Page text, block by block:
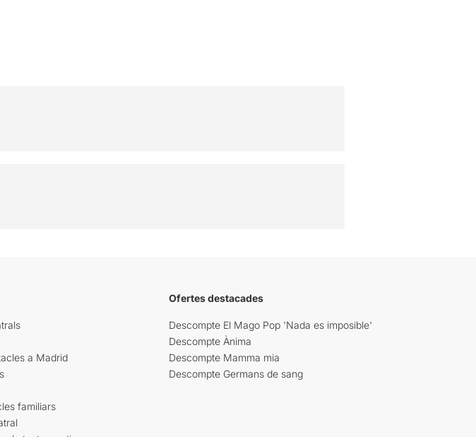
a Madrid
familiars
Ofertes destacades
Descompte El Mago Pop 'Nada es imposible'
Descompte Ànima
Descompte Mamma mia
Descompte Germans de sang